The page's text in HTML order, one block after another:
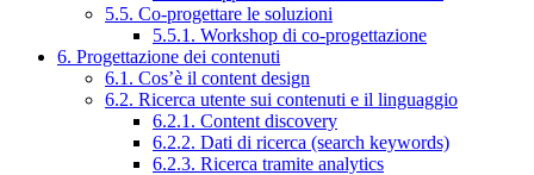
5.5. Co-progettare le soluzioni
5.5.1. Workshop di co-progettazione
6. Progettazione dei contenuti
6.1. Cos’è il content design
6.2. Ricerca utente sui contenuti e il linguaggio
6.2.1. Content discovery
6.2.2. Dati di ricerca (search keywords)
6.2.3. Ricerca tramite analytics